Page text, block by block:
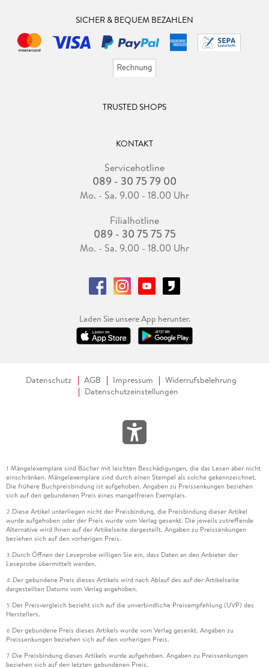
SICHER & BEQUEM BEZAHLEN
TRUSTED SHOPS
KONTAKT
Servicehotline
089 - 30 75 79 00
Mo. - Sa. 9.00 - 18.00 Uhr
Filialhotline
089 - 30 75 75 75
Mo. - Sa. 9.00 - 18.00 Uhr
Laden Sie unsere App herunter.
Datenschutz AGB Impressum
Widerrufsbelehrung
Datenschutzeinstellungen
1 Mängelexemplare sind Bücher mit leichten Beschädigungen, die das Lesen aber nicht
einschränken. Mängelexemplare sind durch einen Stempel als solche gekennzeichnet.
Die frühere Buchpreisbindung ist aufgehoben. Angaben zu Preissenkungen beziehen
sich auf den gebundenen Preis eines mangelfreien Exemplars.
2 Diese Artikel unterliegen nicht der Preisbindung, die Preisbindung dieser Artikel
wurde aufgehoben oder der Preis wurde vom Verlag gesenkt. Die jeweils zutreffende
Alternative wird Ihnen auf der Artikelseite dargestellt. Angaben zu Preissenkungen
beziehen sich auf den vorherigen Preis.
3 Durch Öffnen der Leseprobe willigen Sie ein, dass Daten an den Anbieter der
Leseprobe übermittelt werden.
4 Der gebundene Preis dieses Artikels wird nach Ablauf des auf der Artikelseite
dargestellten Datums vom Verlag angehoben.
5 Der Preisvergleich bezieht sich auf die unverbindliche Preisempfehlung (UVP) des
Herstellers.
6 Der gebundene Preis dieses Artikels wurde vom Verlag gesenkt. Angaben zu
Preissenkungen beziehen sich auf den vorherigen Preis.
7 Die Preisbindung dieses Artikels wurde aufgehoben. Angaben zu Preissenkungen
beziehen sich auf den letzten gebundenen Preis.